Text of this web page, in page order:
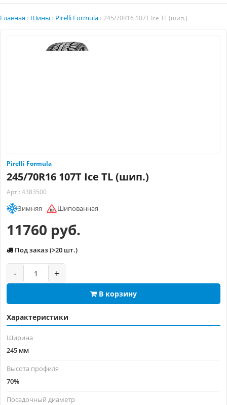
Главная › Шины › Pirelli Formula › 245/70R16 107T Ice TL (шип.)
Pirelli Formula
245/70R16 107T Ice TL (шип.)
Арт.: 4383500
Зимняя Шипованная
11760 руб.
Под заказ (>20 шт.)
- +
В корзину
Характеристики
Ширина
245 мм
Высота профиля
70%
Посадочный диаметр